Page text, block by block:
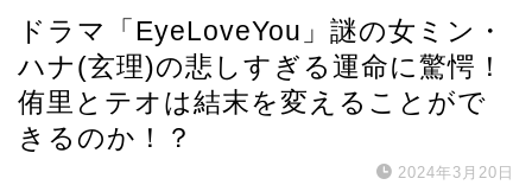
ドラマ「EyeLoveYou」謎の女ミン・
ハナ(玄理)の悲しすぎる運命に驚愕！
侑里とテオは結末を変えることがで
きるのか！？
2024年3月20日